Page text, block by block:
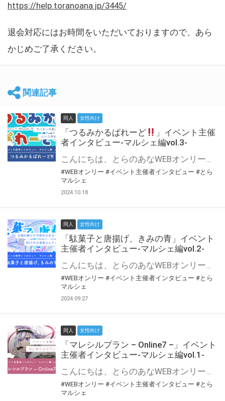
https://help.toranoana.jp/3445/
退会対応にはお時間をいただいておりますので、あら
かじめご了承ください。
関連記事
同人 女性向け
「つるみかるぱれーど
」イベント主催
者インタビュー-マルシェ編vol.3-
こんにちは、とらのあなWEBオンリー運営スタッフです。 新たにお届けする、イベント主催者インタビュー-マルシェ編-は、 とらのあなWEBオンリー「マルシェ」をご利用した主催様に 「マルシェ」を使って開催した感想や心がけをお聞きする企画です。 今回は、WEBオンリー初開催「つるみかるぱれーど
#WEBオンリー #イベント主催者インタビュー #とら
マルシェ
2024.10.18
同人 女性向け
「駄菓子と唐揚げ、きみの青」イベント
主催者インタビュー-マルシェ編vol.2-
こんにちは、とらのあなWEBオンリー運営スタッフです。 新たにお届けする、イベント主催者インタビュー-マルシェ編-は、 とらのあなWEBオンリー「マルシェ」をご利用の主催様に 「マルシェ」を使ってイベントを開催した感想や心がけをお聞きする企画です。 今回は、WEBオンリー初開催「駄菓子と唐揚げ、きみの青」より、 主催のぎこ六屋様にお話を伺いました。 協力：ぎこ六屋様／イベント公式Twitter（@krkgwks） とらのあなWEBオンリー「マルシェ」とは？ WEBオンリーでリアルタイムでコミュニケーションがとれるオンライン会場です。
#WEBオンリー #イベント主催者インタビュー #とら
マルシェ
2024.09.27
同人 女性向け
「マレシルプラン – Online7 –」イベント
主催者インタビュー-マルシェ編vol.1-
こんにちは、とらのあなWEBオンリー運営スタッフです。 新たにお届けする、イベント主催者インタビュー-マルシェ編-は、 とらのあなWEBオンリー「マルシェ」をご利用した主催様に 「マルシェ」を使って開催した感想や心がけをお聞きする企画です。 今回は、WEBオンリー開催7回目迎えた「マレシルプラン – Online7 –」より、 主催の玉川うた様にお話を伺いました。 ▼マレシルプランのインタビュー前回記事 「イベント主催者インタビュー vol.6」はこちら 協力：玉川うた様（マレシルプラン実行委員会 代表）／イベント公式Twitter（@mallesil_plan） とらのあなWEBオンリー「マルシェ」とは？ WEBオンリーでリアルタイムでコミュニケーションがとれるオンライン会場です。
#WEBオンリー #イベント主催者インタビュー #とら
マルシェ